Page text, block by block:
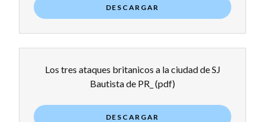
DESCARGAR
Los tres ataques britanicos a la ciudad de SJ
Bautista de PR_ (pdf)
DESCARGAR